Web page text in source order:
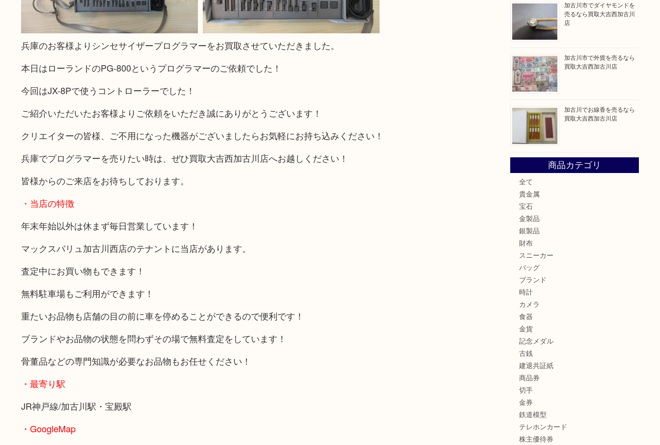
兵庫のお客様よりシンセサイザープログラマーをお買取させていただきました。
本日はローランドのPG-800というプログラマーのご依頼でした！
今回はJX-8Pで使うコントローラーでした！
ご紹介いただいたお客様よりご依頼をいただき誠にありがとうございます！
クリエイターの皆様、ご不用になった機器がございましたらお気軽にお持ち込みください！
兵庫でプログラマーを売りたい時は、ぜひ買取大吉西加古川店へお越しください！
皆様からのご来店をお待ちしております。
・当店の特徴
年末年始以外は休まず毎日営業しています！
マックスバリュ加古川西店のテナントに当店があります。
査定中にお買い物もできます！
無料駐車場もご利用ができます！
重たいお品物も店舗の目の前に車を停めることができるので便利です！
ブランドやお品物の状態を問わずその場で無料査定をしています！
骨董品などの専門知識が必要なお品物もお任せください！
・最寄り駅
JR神戸線/加古川駅・宝殿駅
・GoogleMap
加古川市でダイヤモンドを
売るなら買取大吉西加古川
店
加古川市で外貨を売るなら
買取大吉西加古川店
加古川でお線香を売るなら
買取大吉西加古川店
商品カテゴリ
全て
貴金属
宝石
金製品
銀製品
財布
スニーカー
バッグ
ブランド
時計
カメラ
食器
金貨
記念メダル
古銭
建退共証紙
商品券
切手
金券
鉄道模型
テレホンカード
株主優待券